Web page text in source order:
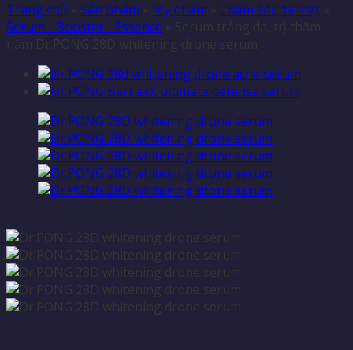
Trang chủ Sản phẩm Mỹ phẩm Chăm sóc da mặt
Serum - Booster - Essence